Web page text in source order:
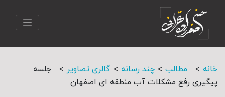
خانه > مطالب > چند رسانه > گالری تصاویر >
جلسه
پیگیری رفع مشکلات آب منطقه ای اصفهان